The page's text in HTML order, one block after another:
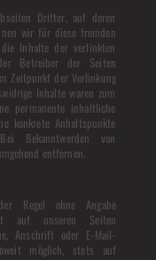
Dritter, auf deren
wir für diese fremden
Inhalte der verlinkten
Betreiber der Seiten
der Verlinkung
waren zum
inhaltliche
von
entfernen.
Regel ohne Angabe
auf unseren Seiten
oder E-Mail-
möglich, stets auf